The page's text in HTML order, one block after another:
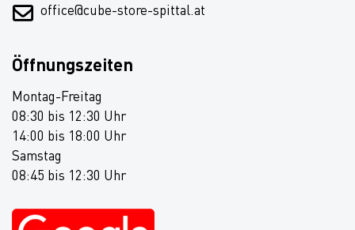
office@cube-store-spittal.at
Öffnungszeiten
Montag-Freitag
08:30 bis 12:30 Uhr
14:00 bis 18:00 Uhr
Samstag
08:45 bis 12:30 Uhr